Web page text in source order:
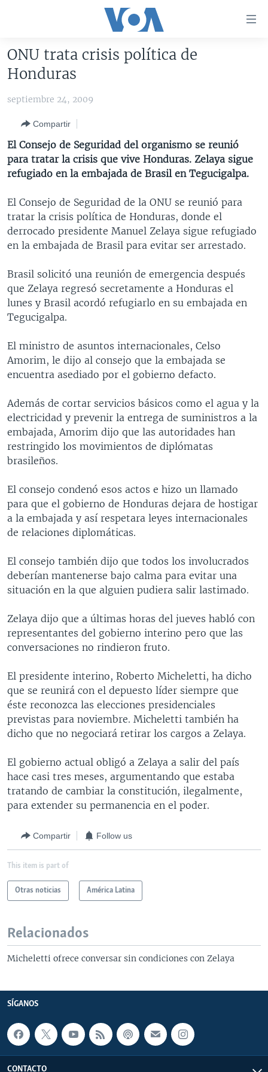
accesibilidad
contenido
principal
Salte
navegador
principal
Salte
búsqueda
AMÉRICA DEL NORTE
HAITÍ
ELECCIONES EEUU
VOTO DIVIDIDO
VOA VERIFICA
VOA VERIFICA UCRANIA/RUSIA
VOA VERIFICA INMIGRACIÓN
VOA VERIFICA AMÉRICA LATINA
AMÉRICA LATINA
ARGENTINA
BOLIVIA
CHILE
PERÚ
VENEZUELA
BRASIL
CHINA EN AMÉRICA LATINA
CENTROAMÉRICA
EL SALVADOR
GUATEMALA
NICARAGUA
INMIGRACIÓN
LIBERTAD DE PRENSA
ECONOMÍA
ENTRETENIMIENTO Y CULTURA
TECNOLOGÍA
DEPORTES
CIENCIA Y SALUD
ESPECIALES DE LA VOA
LIBERTAD DE PRENSA
MULTIMEDIA
VIDEOS
FOTOGRAFÍA
AUDIOS
PROGRAMAS TV
EL MUNDO AL DÍA
FORO INTERAMERICANO
VISIÓN 360
PANORAMA
RADIO
AVANCE INFORMATIVO
AUDIONOTICIAS
ESTADOS UNIDOS AL DÍA
EL MUNDO AL DÍA [RADIO]
FORO [RADIO]
NOTA ECONÓMICA
ENTRETENIMIENTO
DIRECT
DOCUMENTALES DE LA VOA
SÍGANOS
Idiomas
ONU trata crisis política de
Honduras
septiembre 24, 2009
Compartir
El Consejo de Seguridad del organismo se reunió
para tratar la crisis que vive Honduras. Zelaya sigue
refugiado en la embajada de Brasil en Tegucigalpa.
El Consejo de Seguridad de la ONU se reunió para
tratar la crisis política de Honduras, donde el
derrocado presidente Manuel Zelaya sigue refugiado
en la embajada de Brasil para evitar ser arrestado.
Brasil solicitó una reunión de emergencia después
que Zelaya regresó secretamente a Honduras el
lunes y Brasil acordó refugiarlo en su embajada en
Tegucigalpa.
El ministro de asuntos internacionales, Celso
Amorim, le dijo al consejo que la embajada se
encuentra asediado por el gobierno defacto.
Además de cortar servicios básicos como el agua y la
electricidad y prevenir la entrega de suministros a la
embajada, Amorim dijo que las autoridades han
restringido los movimientos de diplómatas
brasileños.
El consejo condenó esos actos e hizo un llamado
para que el gobierno de Honduras dejara de hostigar
a la embajada y así respetara leyes internacionales
de relaciones diplomáticas.
El consejo también dijo que todos los involucrados
deberían mantenerse bajo calma para evitar una
situación en la que alguien pudiera salir lastimado.
Zelaya dijo que a últimas horas del jueves habló con
representantes del gobierno interino pero que las
conversaciones no rindieron fruto.
El presidente interino, Roberto Micheletti, ha dicho
que se reunirá con el depuesto líder siempre que
éste reconozca las elecciones presidenciales
previstas para noviembre. Micheletti también ha
dicho que no negociará retirar los cargos a Zelaya.
El gobierno actual obligó a Zelaya a salir del país
hace casi tres meses, argumentando que estaba
tratando de cambiar la constitución, ilegalmente,
para extender su permanencia en el poder.
Compartir Follow us
This item is part of
Otras noticias América Latina
Relacionados
Micheletti ofrece conversar sin condiciones con Zelaya
SÍGANOS
CONTACTO